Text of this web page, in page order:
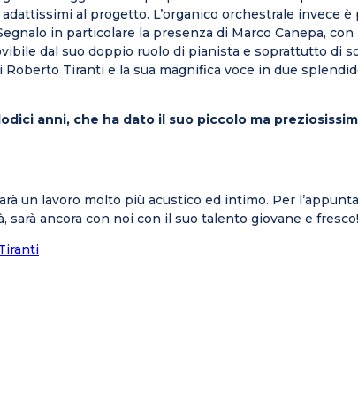
al progetto. L’organico orchestrale invece
in particolare la presenza di Marco Canepa,
dal suo doppio ruolo di pianista e soprattutto di
Tiranti e la sua magnifica voce in due
anni, che ha dato il suo piccolo ma
un lavoro molto più acustico ed intimo. Per
ancora con noi con il suo talento giovane e